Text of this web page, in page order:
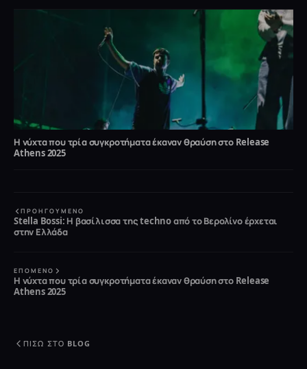
Η νύχτα που τρία συγκροτήματα έκαναν θραύση στο Release
Athens 2025
ΠΡΟΗΓΟΎΜΕΝΟ
Stella Bossi: Η βασίλισσα της techno από το Βερολίνο έρχεται
στην Ελλάδα
ΕΠΌΜΕΝΟ
Η νύχτα που τρία συγκροτήματα έκαναν θραύση στο Release
Athens 2025
ΠΊΣΩ ΣΤΟ BLOG